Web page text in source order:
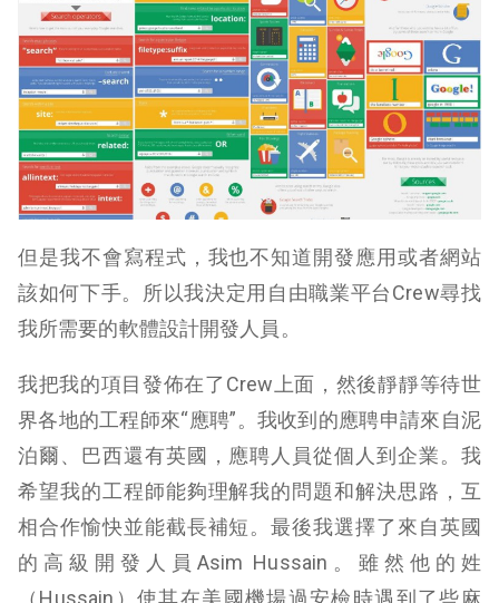
但是我不會寫程式，我也不知道開發應用或者網站
該如何下手。所以我決定用自由職業平台Crew尋找
我所需要的軟體設計開發人員。
我把我的項目發佈在了Crew上面，然後靜靜等待世
界各地的工程師來“應聘”。我收到的應聘申請來自泥
泊爾、巴西還有英國，應聘人員從個人到企業。我
希望我的工程師能夠理解我的問題和解決思路，互
相合作愉快並能截長補短。最後我選擇了來自英國
的高級開發人員Asim Hussain。雖然他的姓
（Hussain）使其在美國機場過安檢時遇到了些麻